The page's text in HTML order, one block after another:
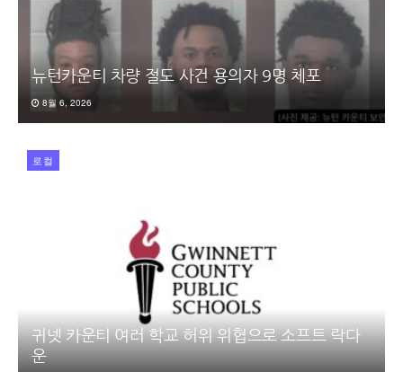
뉴턴카운티 차량 절도 사건 용의자 9명 체포
8월 6, 2026
로컬
귀넷 카운티 여러 학교 허위 위협으로 소프트 락다
운